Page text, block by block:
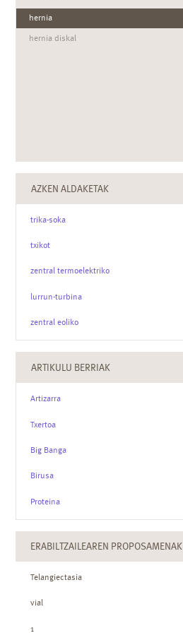
hernia
hernia diskal
AZKEN ALDAKETAK
trika-soka
txikot
zentral termoelektriko
lurrun-turbina
zentral eoliko
ARTIKULU BERRIAK
Artizarra
Txertoa
Big Banga
Birusa
Proteina
ERABILTZAILEAREN PROPOSAMENAK
Telangiectasia
vial
1